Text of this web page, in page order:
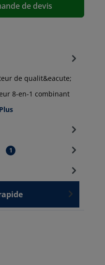
de devis
de qualit&eacute;
8-en-1 combinant
Plus
1